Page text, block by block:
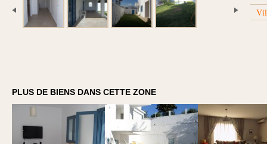
PLUS DE BIENS DANS CETTE ZONE